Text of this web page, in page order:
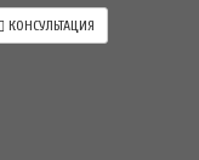
КОНСУЛЬТАЦИЯ